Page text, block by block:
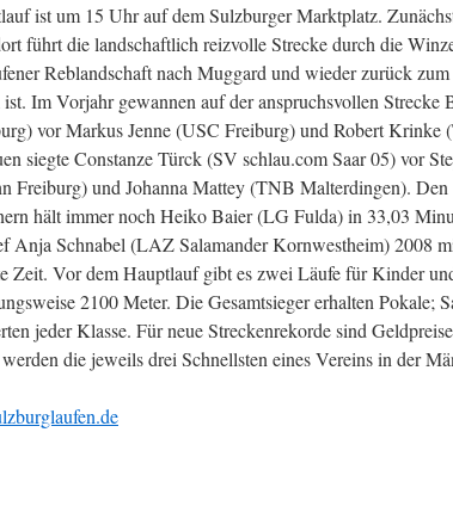
ist um 15 Uhr auf dem Sulzburger Marktplatz.
führt die landschaftlich reizvolle Strecke durch die
Reblandschaft nach Muggard und wieder zurück
Im Vorjahr gewannen auf der anspruchsvollen Strecke
vor Markus Jenne (USC Freiburg) und Robert Krinke
siegte Constanze Türck (SV schlau.com Saar 05) vor
Freiburg) und Johanna Mattey (TNB Malterdingen). Den
hält immer noch Heiko Baier (LG Fulda) in 33,03
Anja Schnabel (LAZ Salamander Kornwestheim) 2008
Zeit. Vor dem Hauptlauf gibt es zwei Läufe für Kinder
2100 Meter. Die Gesamtsieger erhalten Pokale;
jeder Klasse. Für neue Streckenrekorde sind
die jeweils drei Schnellsten eines Vereins in der